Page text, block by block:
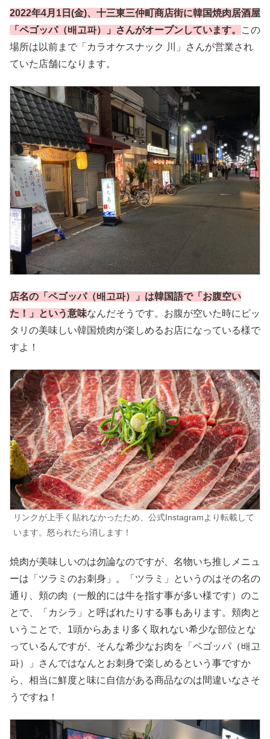
2022年4月1日(金)、十三東三仲町商店街に韓国焼肉居酒屋
「ペゴッパ（배고파）」さんがオープンしています。
この
場所は以前まで「カラオケスナック 川」さんが営業され
ていた店舗になります。
店名の「ペゴッパ（배고파）」は韓国語で「お腹空い
た！」という意味なんだそうです。お腹が空いた時にピッ
タリの美味しい韓国焼肉が楽しめるお店になっている様で
すよ！
リンクが上手く貼れなかったため、公式Instagramより転載して
います。怒られたら消します！
焼肉が美味しいのは勿論なのですが、名物いち推しメニュ
ーは「ツラミのお刺身」。「ツラミ」というのはその名の
通り、頬の肉（一般的には牛を指す事が多い様です）のこ
とで、「カシラ」と呼ばれたりする事もあります。頬肉と
いうことで、1頭からあまり多く取れない希少な部位とな
っているんですが、そんな希少なお肉を「ペゴッパ（배고
파）」さんではなんとお刺身で楽しめるという事ですか
ら、相当に鮮度と味に自信がある商品なのは間違いなさそ
うですね！